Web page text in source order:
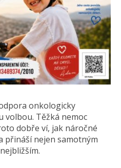
onkologicky
volbou. Těžká nemoc
dobře ví, jak náročné
přináší nejen samotným